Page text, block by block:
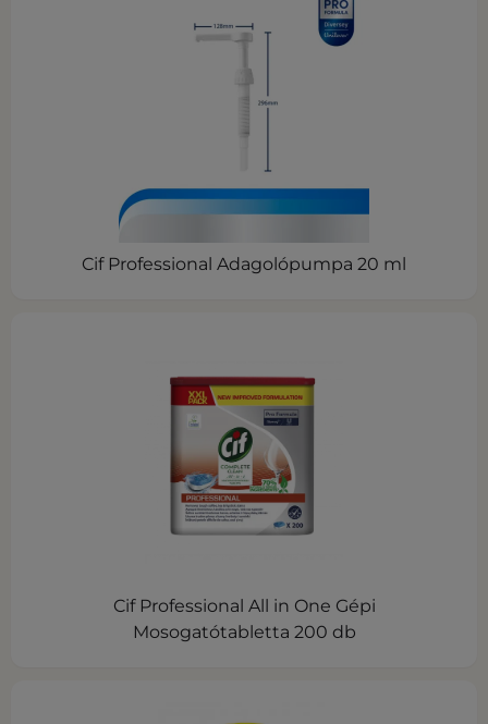
Cif Professional Adagolópumpa 20 ml
Cif Professional All in One Gépi
Mosogatótabletta 200 db